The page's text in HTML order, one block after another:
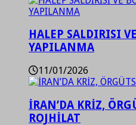
HALEP SALDIRISI
YAPILANMA
11/01/2026
İRAN’DA KRİZ,
ROJHİLAT